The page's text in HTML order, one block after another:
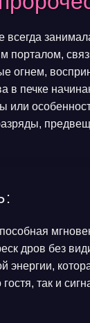
всегда
порталом,
огнем,
в печке
дров без
энергии,
так и